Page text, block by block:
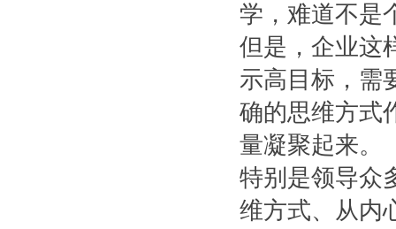
学，难道不是
但是，企业这
示高目标，需
确的思维方式
量凝聚起来。
特别是领导众
维方式、从内